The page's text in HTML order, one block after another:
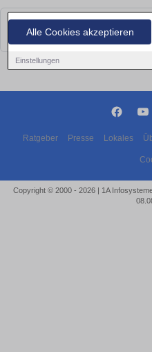
Alle Cookies akzeptieren
Einstellungen
Leider konnten wir derzeit keine
bald wieder vorbei!
Ratgeber Presse Lokales
Copyright © 2000 - 2026 | 1A